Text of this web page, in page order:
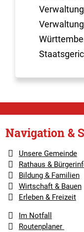
Navigation &
Unsere Gemeinde
Rathaus &
Bildung & Familien
Wirtschaft & Bauen
Erleben & Freizeit
Im Notfall
Routenplaner